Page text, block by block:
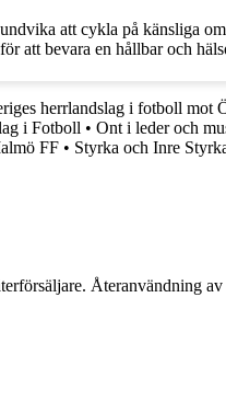
att cykla på känsliga
att bevara en hållbar och
herrlandslag i fotboll mot
i Fotboll • Ont i leder och
FF • Styrka och Inre
Återanvändning